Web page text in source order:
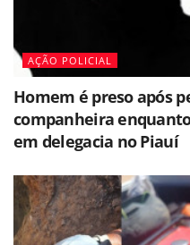
AÇÃO POLICIAL
Homem é preso após
companheira
em delegacia no Piauí